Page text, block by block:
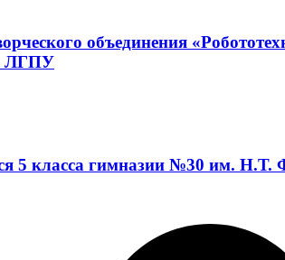
объединения
ЛГПУ
5 класса гимназии №30 им. Н.Т.